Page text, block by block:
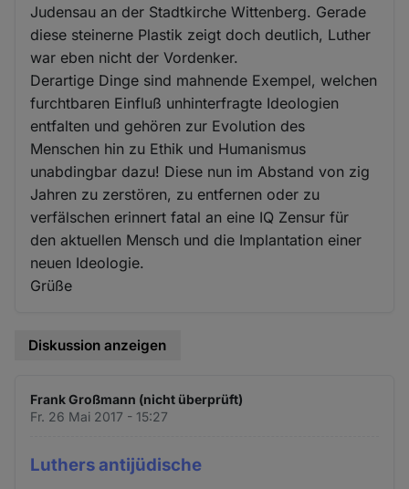
Judensau an der Stadtkirche Wittenberg. Gerade
diese steinerne Plastik zeigt doch deutlich, Luther
war eben nicht der Vordenker.
Derartige Dinge sind mahnende Exempel, welchen
furchtbaren Einfluß unhinterfragte Ideologien
entfalten und gehören zur Evolution des
Menschen hin zu Ethik und Humanismus
unabdingbar dazu! Diese nun im Abstand von zig
Jahren zu zerstören, zu entfernen oder zu
verfälschen erinnert fatal an eine IQ Zensur für
den aktuellen Mensch und die Implantation einer
neuen Ideologie.
Grüße
Diskussion anzeigen
Frank Großmann (nicht überprüft)
Fr. 26 Mai 2017 - 15:27
Luthers antijüdische